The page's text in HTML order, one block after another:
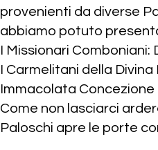
provenienti da diverse
abbiamo potuto
I Missionari Comboniani:
I Carmelitani della
Immacolata Concezione
Come non lasciarci
Paloschi apre le porte